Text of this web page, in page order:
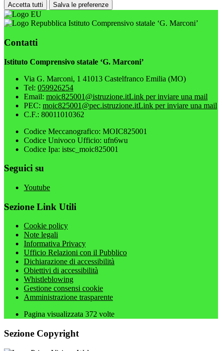
Accetta tutti Salva le preferenze
Istituto Comprensivo statale ‘G. Marconi’
Contatti
Istituto Comprensivo statale ‘G. Marconi’
Via G. Marconi, 1 41013 Castelfranco Emilia (MO)
Tel: 059926254
Email: moic825001@istruzione.itLink per inviare una mail
PEC: moic825001@pec.istruzione.itLink per inviare una mail
C.F.: 80011010362
Codice Meccanografico: MOIC825001
Codice Univoco Ufficio: ufn6wu
Codice Ipa: istsc_moic825001
Seguici su
Youtube
Sezione Link Utili
Cookie policy
Note legali
Informativa Privacy
Ufficio Relazioni con il Pubblico
Dichiarazione di accessibilità
Obiettivi di accessibilità
Whistleblowing
Gestione consensi cookie
Amministrazione trasparente
Pagina visualizzata 372 volte
Sezione Copyright